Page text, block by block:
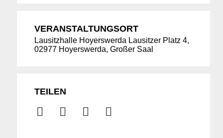
VERANSTALTUNGSORT
Lausitzhalle Hoyerswerda Lausitzer Platz 4,
02977 Hoyerswerda, Großer Saal
TEILEN